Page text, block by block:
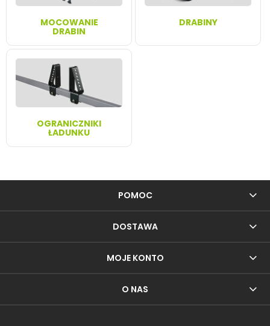
MOCOWANIE
DRABIN
DRABINY
OGRANICZNIKI
ŁADUNKU
POMOC
DOSTAWA
MOJE KONTO
O NAS